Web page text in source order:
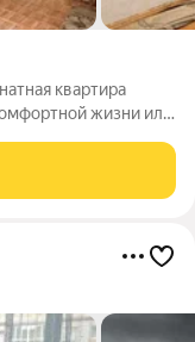
квартира
жизни или